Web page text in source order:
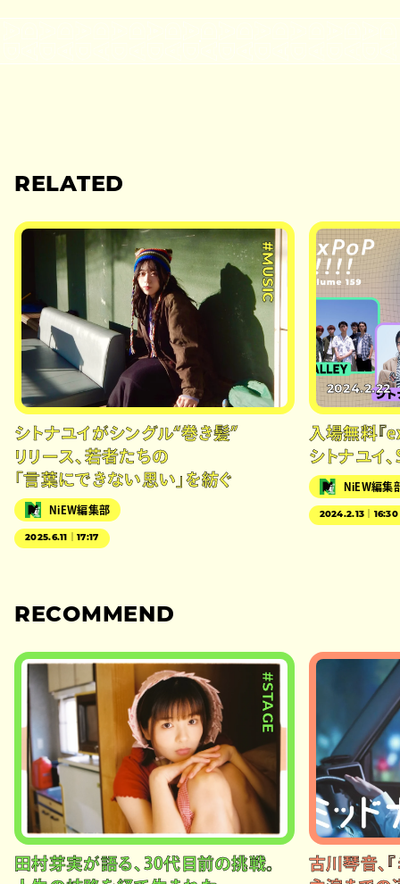
RELATED
#MUSIC
シトナユイがシングル“巻き髪”
リリース、若者たちの
「言葉にできない思い」を紡ぐ
NiEW編集部
2025.6.11｜17:17
2024.2.22
入場無料『
シトナユイ
NiEW編集
2024.2.13｜16:30
RECOMMEND
#STAGE
田村芽実が語る、30代目前の挑戦。
古川琴音、